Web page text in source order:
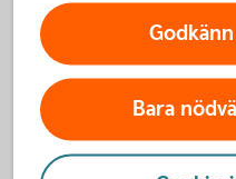
Vi har
Vilken passar dig?
Bara